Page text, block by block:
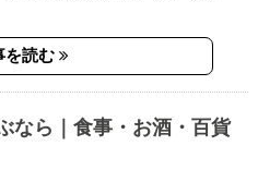
を読む
なら｜食事・お酒・百貨